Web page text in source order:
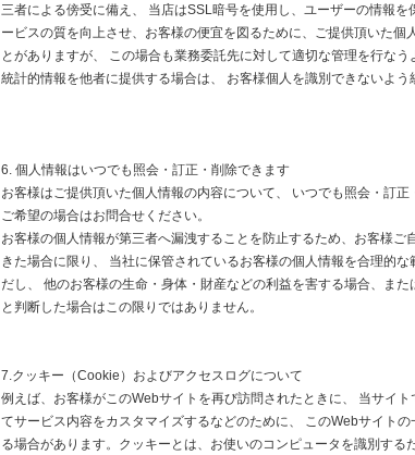
三者による傍受に備え、 当店はSSL暗号を使用し、ユーザーの情報
ービスの質を向上させ、お客様の便宜を図るために、ご提供頂いた個
とがありますが、 この場合も業務委託先に対して適切な管理を行なう
統計的情報を他者に提供する場合は、 お客様個人を識別できないよう
6. 個人情報はいつでも照会・訂正・削除できます
お客様はご提供頂いた個人情報の内容について、 いつでも照会・訂
ご希望の場合はお問合せください。
お客様の個人情報が第三者へ漏洩することを防止するため、お客様ご
きた場合に限り、 当社に保管されているお客様の個人情報を合理的
だし、 他のお客様の生命・身体・財産などの利益を害する場合、ま
と判断した場合はこの限りではありません。
7.クッキー（Cookie）およびアクセスログについて
例えば、お客様がこのWebサイトを再び訪問されたときに、 当サイ
てサービス内容をカスタマイズするなどのために、 このWebサイト
る場合があります。クッキーとは、お使いのコンピュータを識別する